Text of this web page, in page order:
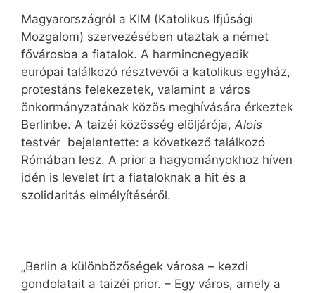
Magyarországról a KIM (Katolikus Ifjúsági
Mozgalom) szervezésében utaztak a német
fővárosba a fiatalok. A harmincnegyedik
európai találkozó résztvevői a katolikus egyház,
protestáns felekezetek, valamint a város
önkormányzatának közös meghívására érkeztek
Berlinbe. A taizéi közösség elöljárója, Alois
testvér bejelentette: a következő találkozó
Rómában lesz. A prior a hagyományokhoz híven
idén is levelet írt a fiataloknak a hit és a
szolidaritás elmélyítéséről.
„Berlin a különbözőségek városa – kezdi
gondolatait a taizéi prior. – Egy város, amely a